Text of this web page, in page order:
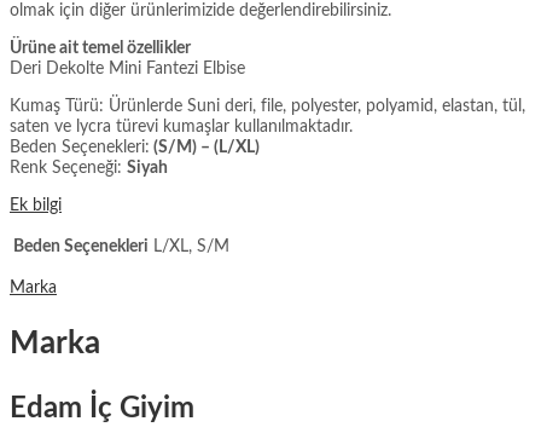
olmak için diğer ürünlerimizide değerlendirebilirsiniz.
Ürüne ait temel özellikler
Deri Dekolte Mini Fantezi Elbise
Kumaş Türü: Ürünlerde Suni deri, file, polyester, polyamid, elastan, tül,
saten ve lycra türevi kumaşlar kullanılmaktadır.
Beden Seçenekleri: (S/M) – (L/XL)
Renk Seçeneği: Siyah
Ek bilgi
Beden Seçenekleri L/XL, S/M
Marka
Marka
Edam İç Giyim